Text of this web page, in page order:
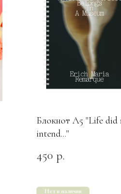
Блокнот А5 "Life did
intend..."
450 р.
Нет в наличии